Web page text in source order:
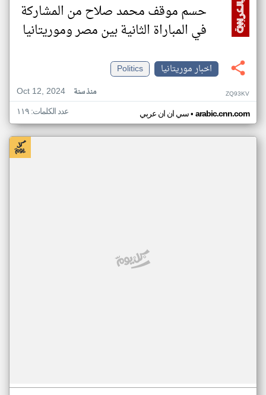
حسم موقف محمد صلاح من المشاركة
في المباراة الثانية بين مصر وموريتانيا
اخبار موريتانيا
Politics
Oct 12, 2024
منذ سنة ZQ93KV
سي ان ان عربي• arabic.cnn.com عدد الكلمات: ١١٩